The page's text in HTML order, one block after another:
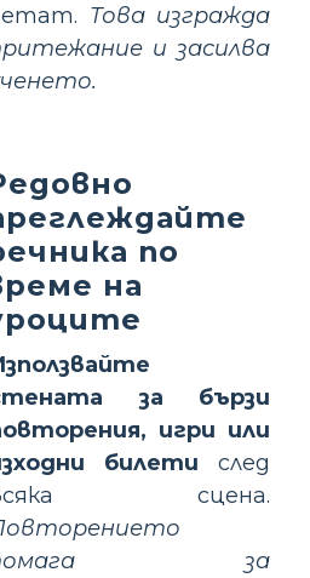
Това изгражда
и засилва
по
на
за бързи
игри или
билети след
сцена.
за